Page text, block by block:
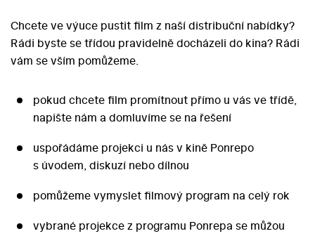
Chcete ve výuce pustit film z naší distribuční nabídky?
Rádi byste se třídou pravidelně docházeli do kina? Rádi
vám se vším pomůžeme.
pokud chcete film promítnout přímo u vás ve třídě,
napište nám a domluvíme se na řešení
uspořádáme projekci u nás v kině Ponrepo
s úvodem, diskuzí nebo dílnou
pomůžeme vymyslet filmový program na celý rok
vybrané projekce z programu Ponrepa se můžou